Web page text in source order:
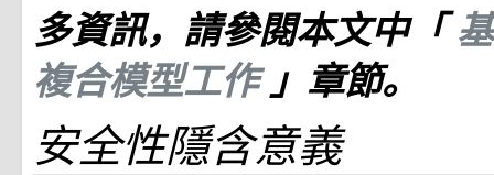
多資訊，請參閱本文中「
複合模型工作」章節。
安全性隱含意義